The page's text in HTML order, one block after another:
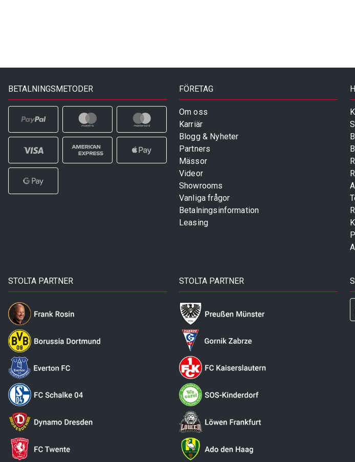
BETALNINGSMETODER FÖRETAG
Om oss
Karriär
Blogg & Nyheter
Partners
Mässor
Videor
Showrooms
Vanliga frågor
Betalningsinformation
Leasing
STOLTA PARTNER STOLTA PARTNER